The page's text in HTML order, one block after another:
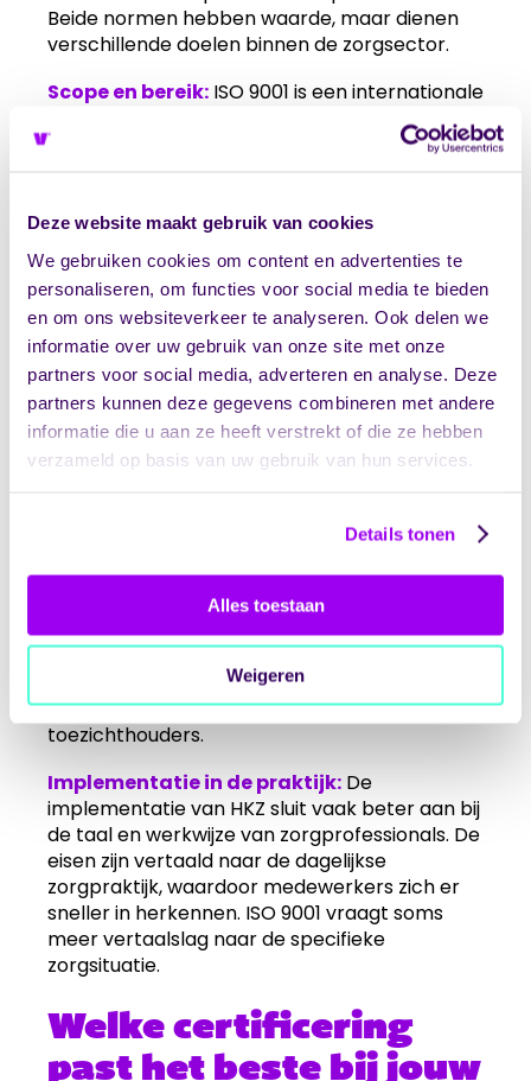
Deze website maakt gebruik van cookies
We gebruiken cookies om content en advertenties te
personaliseren, om functies voor social media te bieden
en om ons websiteverkeer te analyseren. Ook delen we
informatie over uw gebruik van onze site met onze
partners voor social media, adverteren en analyse. Deze
partners kunnen deze gegevens combineren met andere
informatie die u aan ze heeft verstrekt of die ze hebben
verzameld op basis van uw gebruik van hun services.
Details tonen
Alles toestaan
Weigeren
Beide normen hebben waarde, maar dienen
verschillende doelen binnen de zorgsector.
Scope en bereik: ISO 9001 is een internationale
toegepast. HKZ is specifiek Nederlands en
internationale samenwerkingen of ambities
biedt ISO 9001 meer herkenbaarheid buiten
Nederland.
Inhoudelijke focus:ISO 9001 richt zich op
algemeen kwaliteitsmanagement met nadruk
op processen en klanttevredenheid. HKZ gaat
verder door zorgspecifieke eisen toe te
voegen rondom cliëntveiligheid, bejegening,
behandelplannen en samenwerking in de
zorgketen. HKZ vraagt expliciet aandacht voor
Zorgverzekeraars en gemeenten in Nederland
kennen HKZ goed en vragen hier soms
specifiek naar bij contractering. ISO 9001
wordt ook geaccepteerd, maar HKZ heeft
binnen de Nederlandse zorgcontext vaak
meer directe herkenbaarheid bij inkopers en
toezichthouders.
Implementatie in de praktijk: De
implementatie van HKZ sluit vaak beter aan bij
de taal en werkwijze van zorgprofessionals. De
eisen zijn vertaald naar de dagelijkse
zorgpraktijk, waardoor medewerkers zich er
sneller in herkennen. ISO 9001 vraagt soms
meer vertaalslag naar de specifieke
zorgsituatie.
Welke certificering
past het beste bij jouw